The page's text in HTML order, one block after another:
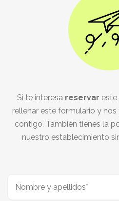
Si te interesa reservar este
rellenar este formulario y
contigo. También tienes la
nuestro establecimiento